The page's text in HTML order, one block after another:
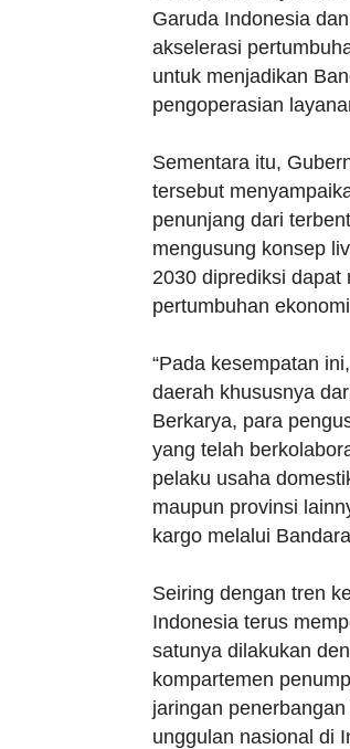
Garuda Indonesia
akselerasi
untuk menjadikan
pengoperasian
Sementara itu,
tersebut
penunjang dari
mengusung konsep
2030 diprediksi dapat
pertumbuhan
“Pada kesempatan
daerah khususnya
Berkarya, para
yang telah
pelaku usaha
maupun provinsi
kargo melalui
Seiring dengan tren
Indonesia terus
satunya dilakukan
kompartemen
jaringan
unggulan nasional di